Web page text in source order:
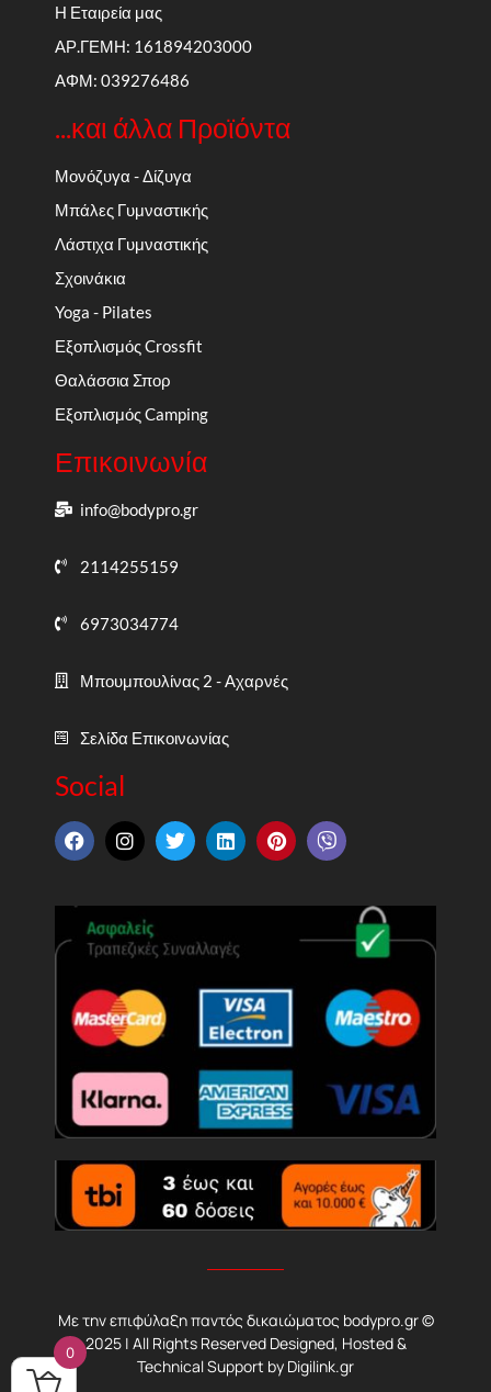
Η Εταιρεία μας
ΑΡ.ΓΕΜΗ: 161894203000
ΑΦΜ: 039276486
...και άλλα Προϊόντα
Μονόζυγα - Δίζυγα
Μπάλες Γυμναστικής
Λάστιχα Γυμναστικής
Σχοινάκια
Yoga - Pilates
Εξοπλισμός Crossfit
Θαλάσσια Σπορ
Εξοπλισμός Camping
Επικοινωνία
info@bodypro.gr
2114255159
6973034774
Μπουμπουλίνας 2 - Αχαρνές
Σελίδα Επικοινωνίας
Social
Με την επιφύλαξη παντός δικαιώματος bodypro.gr ©
2025 | All Rights Reserved Designed, Hosted &
Technical Support by Digilink.gr
0